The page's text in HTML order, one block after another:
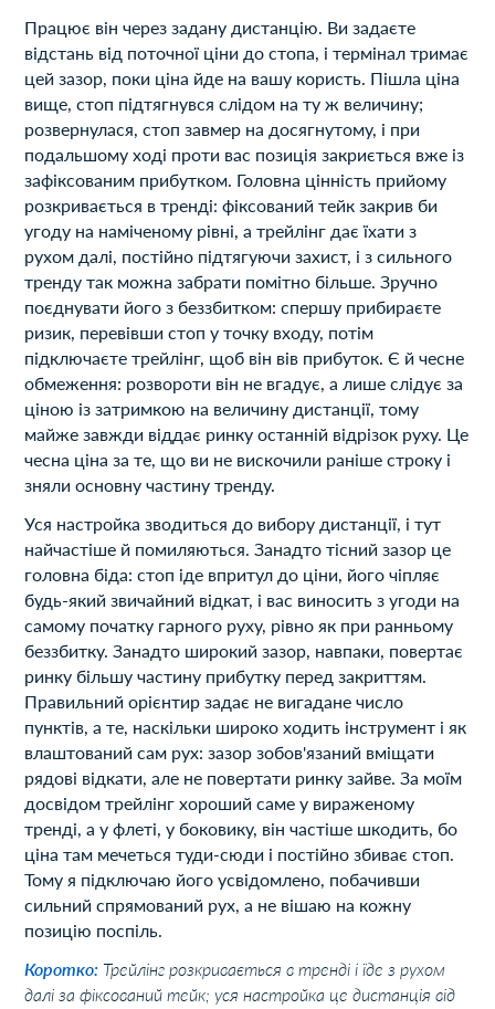
Працює він через задану дистанцію. Ви задаєте
відстань від поточної ціни до стопа, і термінал тримає
цей зазор, поки ціна йде на вашу користь. Пішла ціна
вище, стоп підтягнувся слідом на ту ж величину;
розвернулася, стоп завмер на досягнутому, і при
подальшому ході проти вас позиція закриється вже із
зафіксованим прибутком. Головна цінність прийому
розкривається в тренді: фіксований тейк закрив би
угоду на наміченому рівні, а трейлінг дає їхати з
рухом далі, постійно підтягуючи захист, і з сильного
тренду так можна забрати помітно більше. Зручно
поєднувати його з беззбитком: спершу прибираєте
ризик, перевівши стоп у точку входу, потім
підключаєте трейлінг, щоб він вів прибуток. Є й чесне
обмеження: розвороти він не вгадує, а лише слідує за
ціною із затримкою на величину дистанції, тому
майже завжди віддає ринку останній відрізок руху. Це
чесна ціна за те, що ви не вискочили раніше строку і
зняли основну частину тренду.
Уся настройка зводиться до вибору дистанції, і тут
найчастіше й помиляються. Занадто тісний зазор це
головна біда: стоп іде впритул до ціни, його чіпляє
будь-який звичайний відкат, і вас виносить з угоди на
самому початку гарного руху, рівно як при ранньому
беззбитку. Занадто широкий зазор, навпаки, повертає
ринку більшу частину прибутку перед закриттям.
Правильний орієнтир задає не вигадане число
пунктів, а те, наскільки широко ходить інструмент і як
влаштований сам рух: зазор зобов'язаний вміщати
рядові відкати, але не повертати ринку зайве. За моїм
досвідом трейлінг хороший саме у вираженому
тренді, а у флеті, у боковику, він частіше шкодить, бо
ціна там мечеться туди-сюди і постійно збиває стоп.
Тому я підключаю його усвідомлено, побачивши
сильний спрямований рух, а не вішаю на кожну
позицію поспіль.
Коротко: Трейлінг розкривається в тренді і їде з рухом
далі за фіксований тейк; уся настройка це дистанція від